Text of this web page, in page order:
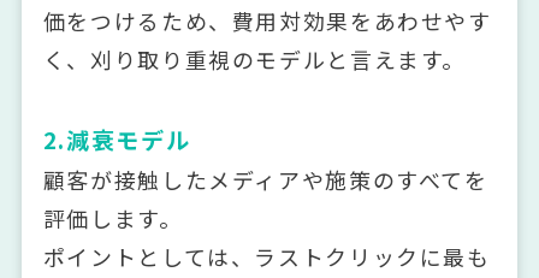
価をつけるため、費用対効果をあわせやす
く、刈り取り重視のモデルと言えます。
2.減衰モデル
顧客が接触したメディアや施策のすべてを
評価します。
ポイントとしては、ラストクリックに最も